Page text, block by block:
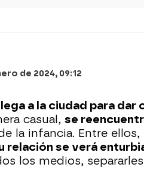
de 2024, 09:12
a la ciudad para
casual, se
la infancia. Entre
relación se verá
los medios,